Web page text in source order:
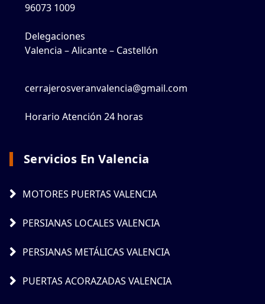
96073 1009
Delegaciones
Valencia – Alicante – Castellón
cerrajerosveranvalencia@gmail.com
Horario Atención 24 horas
Servicios En Valencia
MOTORES PUERTAS VALENCIA
PERSIANAS LOCALES VALENCIA
PERSIANAS METÁLICAS VALENCIA
PUERTAS ACORAZADAS VALENCIA